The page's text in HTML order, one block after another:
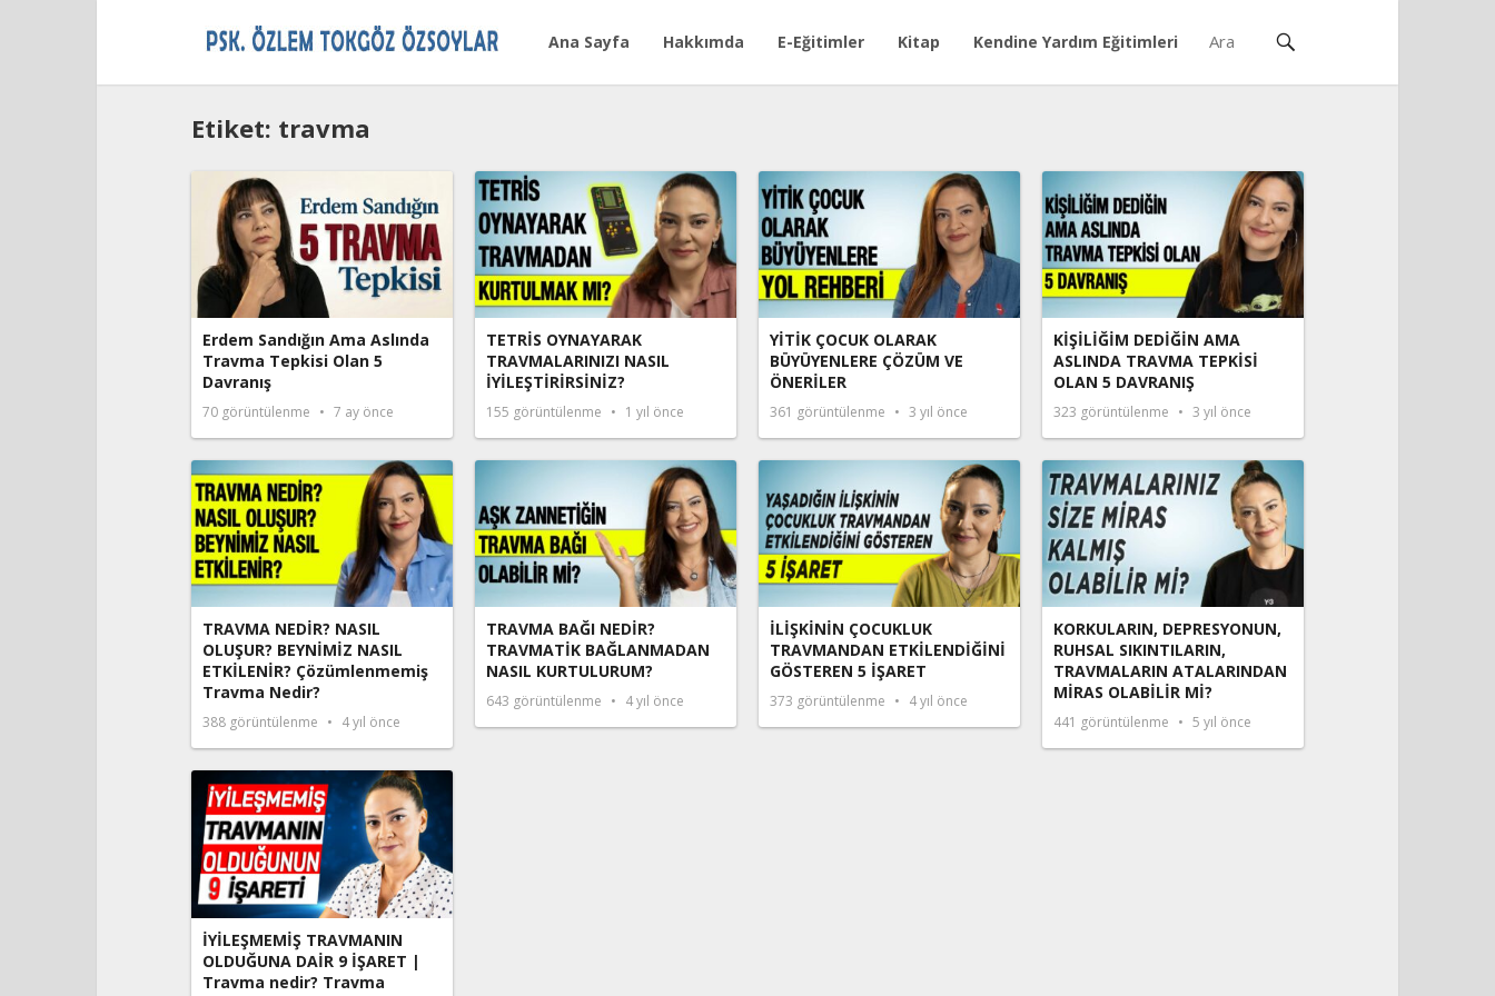
Ana Sayfa Hakkımda E-Eğitimler Kitap Kendine Yardım Eğitimleri
Etiket: travma
Erdem Sandığın Ama Aslında
Travma Tepkisi Olan 5
Davranış
70 görüntülenme 7 ay önce
TETRİS OYNAYARAK
TRAVMALARINIZI NASIL
İYİLEŞTİRİRSİNİZ?
155 görüntülenme 1 yıl önce
YİTİK ÇOCUK OLARAK
BÜYÜYENLERE ÇÖZÜM VE
ÖNERİLER
361 görüntülenme 3 yıl önce
KİŞİLİĞİM DEDİĞİN AMA
ASLINDA TRAVMA TEPKİSİ
OLAN 5 DAVRANIŞ
323 görüntülenme 3 yıl önce
TRAVMA NEDİR? NASIL
OLUŞUR? BEYNİMİZ NASIL
ETKİLENİR? Çözümlenmemiş
Travma Nedir?
388 görüntülenme 4 yıl önce
TRAVMA BAĞI NEDİR?
TRAVMATİK BAĞLANMADAN
NASIL KURTULURUM?
643 görüntülenme 4 yıl önce
İLİŞKİNİN ÇOCUKLUK
TRAVMANDAN ETKİLENDİĞİNİ
GÖSTEREN 5 İŞARET
373 görüntülenme 4 yıl önce
KORKULARIN, DEPRESYONUN,
RUHSAL SIKINTILARIN,
TRAVMALARIN ATALARINDAN
MİRAS OLABİLİR Mİ?
441 görüntülenme 5 yıl önce
İYİLEŞMEMİŞ TRAVMANIN
OLDUĞUNA DAİR 9 İŞARET |
Travma nedir? Travma